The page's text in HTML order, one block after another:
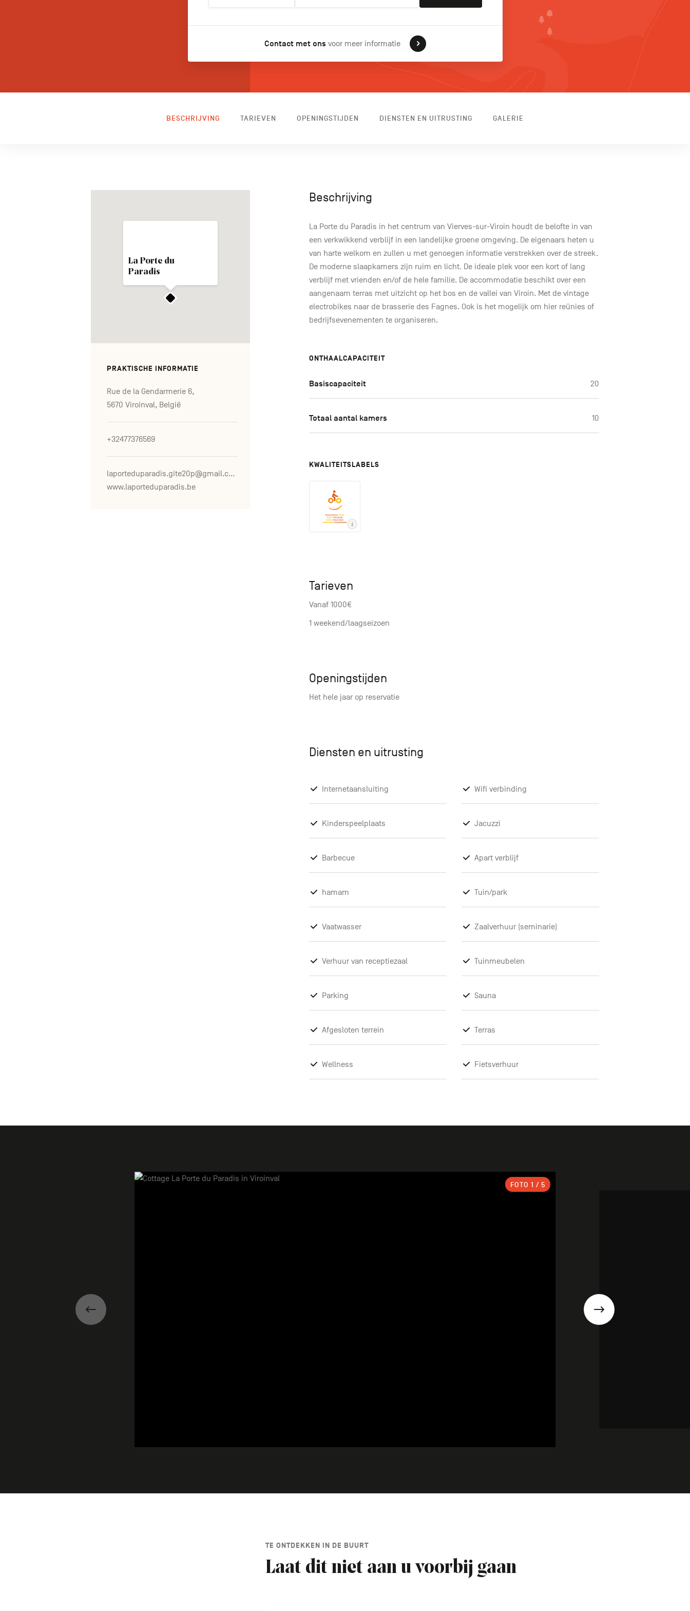
Contact met ons voor meer informatie
BESCHRIJVING TARIEVEN OPENINGSTIJDEN DIENSTEN EN UITRUSTING GALERIE
La Porte du
Paradis
PRAKTISCHE INFORMATIE
Rue de la Gendarmerie 6,
5670 Viroinval, België
+32477376569
laporteduparadis.gite20p@gmail.com
www.laporteduparadis.be
Beschrijving
La Porte du Paradis in het centrum van Vierves-sur-Viroin houdt de belofte in van
een verkwikkend verblijf in een landelijke groene omgeving. De eigenaars heten u
van harte welkom en zullen u met genoegen informatie verstrekken over de streek.
De moderne slaapkamers zijn ruim en licht. De ideale plek voor een kort of lang
verblijf met vrienden en/of de hele familie. De accommodatie beschikt over een
aangenaam terras met uitzicht op het bos en de vallei van Viroin. Met de vintage
electrobikes naar de brasserie des Fagnes. Ook is het mogelijk om hier reünies of
bedrijfsevenementen te organiseren.
ONTHAALCAPACITEIT
Basiscapaciteit 20
Totaal aantal kamers 10
KWALITEITSLABELS
Tarieven
Vanaf 1000€
1 weekend/laagseizoen
Openingstijden
Het hele jaar op reservatie
Diensten en uitrusting
Internetaansluiting Wifi verbinding
Kinderspeelplaats Jacuzzi
Barbecue Apart verblijf
hamam Tuin/park
Vaatwasser Zaalverhuur (seminarie)
Verhuur van receptiezaal Tuinmeubelen
Parking Sauna
Afgesloten terrein Terras
Wellness Fietsverhuur
Précédent Suivant
FOTO 1 / 5
TE ONTDEKKEN IN DE BUURT
Laat dit niet aan u voorbij gaan